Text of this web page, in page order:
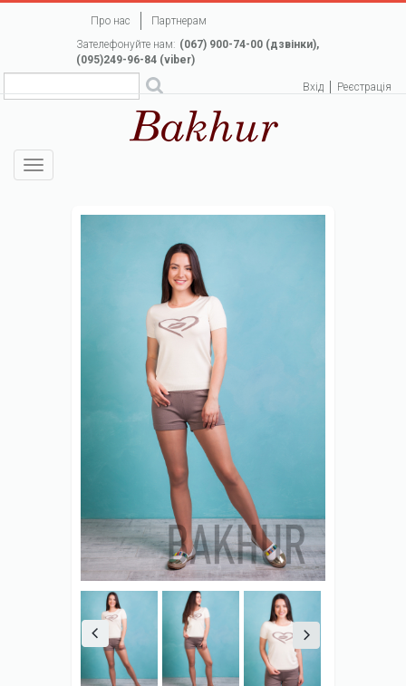
Про нас
Партнерам
Зателефонуйте нам: (067) 900-74-00 (дзвінки),
(095)249-96-84 (viber)
Вхід Реєстрація
Toggle
navigation